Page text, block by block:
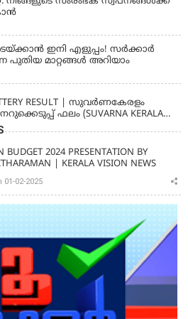
ഇനി എളുപ്പം! സർക്കാർ
മാറ്റങ്ങൾ അറിയാം
RESULT | സുവര്‍ണകേരളം
ഫലം (SUVARNA KERALAM
BUDGET 2024 PRESENTATION BY
| KERALA VISION NEWS
01-02-2025